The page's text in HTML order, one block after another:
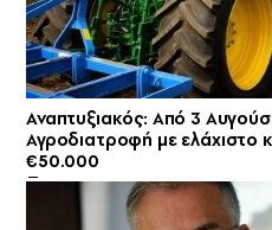
Αναπτυξιακός: Από 3
Αγροδιατροφή με ελάχιστο
€50.000